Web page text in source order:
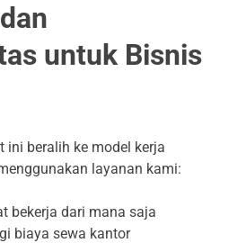
untuk Bisnis
ini beralih ke model kerja
layanan kami:
bekerja dari mana saja
biaya sewa kantor